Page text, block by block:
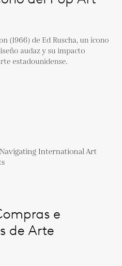
(1966) de Ed Ruscha, un ícono
audaz y su impacto
estadounidense.
e
de Arte